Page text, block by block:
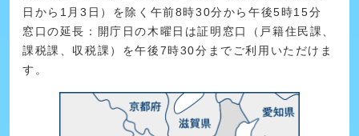
日から1月3日）を除く午前8時30分から午後5時15分
窓口の延長：開庁日の木曜日は証明窓口（戸籍住民課、
課税課、収税課）を午後7時30分までご利用いただけま
す。